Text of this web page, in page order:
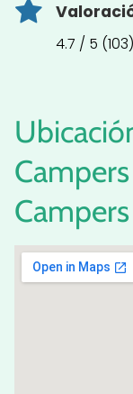
4.7 / 5 (103)
Campers